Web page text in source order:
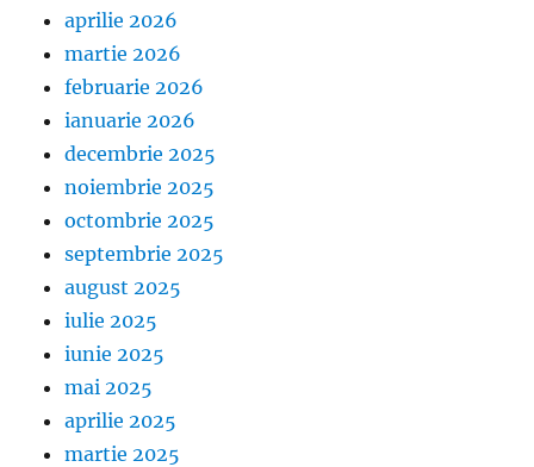
aprilie 2026
martie 2026
februarie 2026
ianuarie 2026
decembrie 2025
noiembrie 2025
octombrie 2025
septembrie 2025
august 2025
iulie 2025
iunie 2025
mai 2025
aprilie 2025
martie 2025